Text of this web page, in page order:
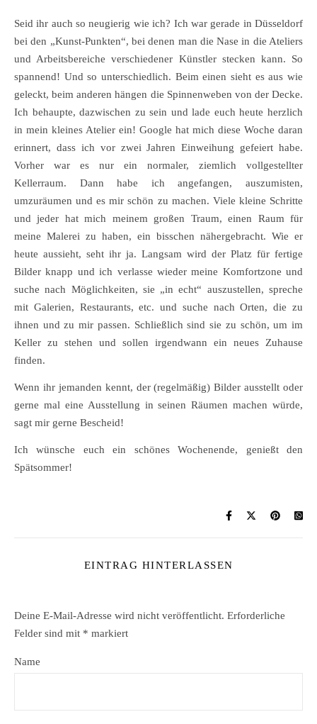
Seid ihr auch so neugierig wie ich? Ich war gerade in Düsseldorf
bei den „Kunst-Punkten“, bei denen man die Nase in die Ateliers
und Arbeitsbereiche verschiedener Künstler stecken kann. So
spannend! Und so unterschiedlich. Beim einen sieht es aus wie
geleckt, beim anderen hängen die Spinnenweben von der Decke.
Ich behaupte, dazwischen zu sein und lade euch heute herzlich
in mein kleines Atelier ein! Google hat mich diese Woche daran
erinnert, dass ich vor zwei Jahren Einweihung gefeiert habe.
Vorher war es nur ein normaler, ziemlich vollgestellter
Kellerraum. Dann habe ich angefangen, auszumisten,
umzuräumen und es mir schön zu machen. Viele kleine Schritte
und jeder hat mich meinem großen Traum, einen Raum für
meine Malerei zu haben, ein bisschen nähergebracht. Wie er
heute aussieht, seht ihr ja. Langsam wird der Platz für fertige
Bilder knapp und ich verlasse wieder meine Komfortzone und
suche nach Möglichkeiten, sie „in echt“ auszustellen, spreche
mit Galerien, Restaurants, etc. und suche nach Orten, die zu
ihnen und zu mir passen. Schließlich sind sie zu schön, um im
Keller zu stehen und sollen irgendwann ein neues Zuhause
finden.
Wenn ihr jemanden kennt, der (regelmäßig) Bilder ausstellt oder
gerne mal eine Ausstellung in seinen Räumen machen würde,
sagt mir gerne Bescheid!
Ich wünsche euch ein schönes Wochenende, genießt den
Spätsommer!
EINTRAG HINTERLASSEN
Deine E-Mail-Adresse wird nicht veröffentlicht. Erforderliche
Felder sind mit * markiert
Name